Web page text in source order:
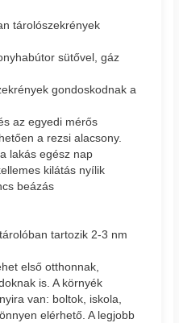
tárolószekrények
sütővel, gáz
gondoskodnak a
az egyedi mérős
a rezsi alacsony.
lakás egész nap
kilátás nyílik
beázás
tartozik 2-3 nm
első otthonnak,
is. A környék
van: boltok, iskola,
elérhető. A legjobb